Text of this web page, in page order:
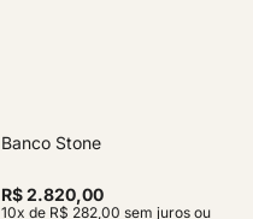
Banco Stone
R$ 2.820,00
10x de R$ 282,00 sem juros ou